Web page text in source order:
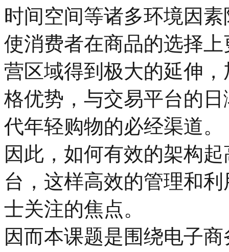
时间空间等诸多环境因素
使消费者在商品的选择
营区域得到极大的延伸
格优势，与交易平台的
代年轻购物的必经渠道。
因此，如何有效的架构
台，这样高效的管理和
士关注的焦点。
因而本课题是围绕电子